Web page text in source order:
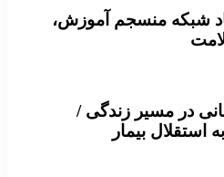
شبکه منسجم آموزش،
در مسیر زندگی /
استقلال بیمار